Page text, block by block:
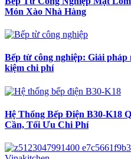
Món Xào Nhà Hàng
Bếp từ công nghiệp: Giải pháp
kiệm chi phí
Hệ Thống Bếp Điện B30-K18
Cần, Tối Ưu Chi Phí